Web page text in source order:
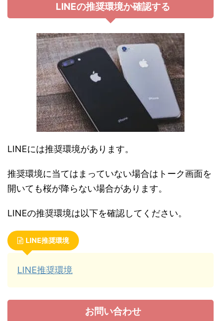
LINEの推奨環境か確認する
LINEには推奨環境があります。
推奨環境に当てはまっていない場合はトーク画面を
開いても桜が降らない場合があります。
LINEの推奨環境は以下を確認してください。
LINE推奨環境
LINE推奨環境
お問い合わせ